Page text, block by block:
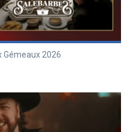
Gémeaux 2026